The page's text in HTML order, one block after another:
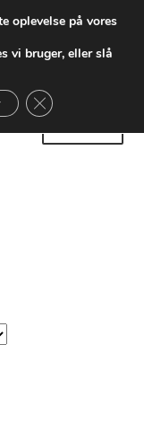
kr.
forsendelse
oplevelse på vores
vi bruger, eller slå
Close GDPR